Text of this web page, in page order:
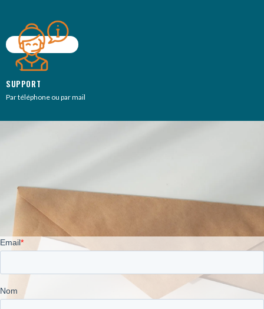
SUPPORT
Par téléphone ou par mail